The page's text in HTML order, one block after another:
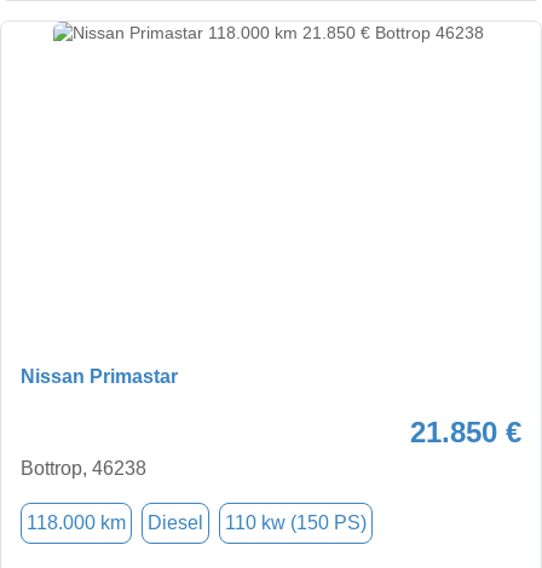
Nissan Primastar
21.850 €
Bottrop, 46238
118.000 km Diesel 110 kw (150 PS)